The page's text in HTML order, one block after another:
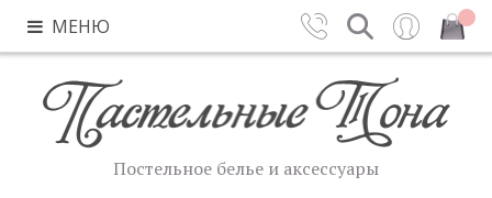
МЕНЮ Вход Закрыть
Постельное белье и аксессуары